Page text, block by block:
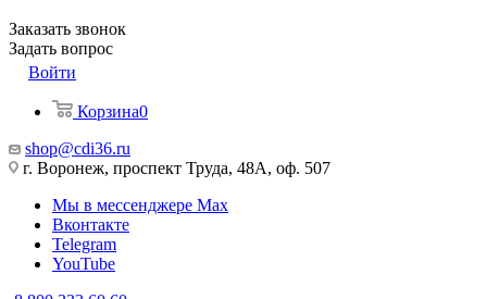
Заказать звонок
Задать вопрос
Войти
Корзина0
shop@cdi36.ru
г. Воронеж, проспект Труда, 48А, оф. 507
Мы в мессенджере Max
Вконтакте
Telegram
YouTube